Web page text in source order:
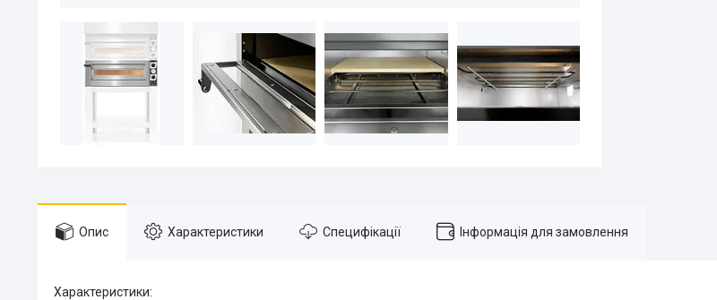
Опис Характеристики Специфікації Інформація для замовлення
Характеристики: